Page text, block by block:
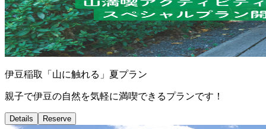
伊豆稲取「山に触れる」夏プラン
親子で伊豆の自然を気軽に満喫できるプランです！
Details Reserve